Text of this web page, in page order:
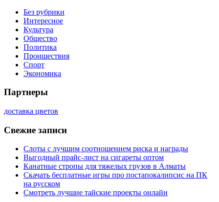
Без рубрики
Интересное
Культура
Общество
Политика
Проишествия
Спорт
Экономика
Партнеры
доставка цветов
Свежие записи
Слоты с лучшим соотношением риска и награды
Выгодный прайс-лист на сигареты оптом
Канатные стропы для тяжелых грузов в Алматы
Скачать бесплатные игры про постапокалипсис на ПК
на русском
Смотреть лучшие тайские проекты онлайн